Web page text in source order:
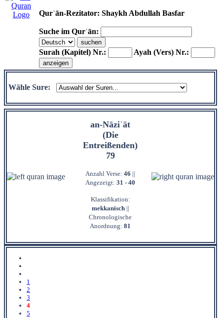
Qurʾān-Rezitator: Shaykh Abdullah Basfar
Suche im Qurʾān:
Surah (Kapitel) Nr.: Ayah (Vers) Nr.:
Wähle Sure:
an-Nāziʿāt
(Die
Entreißenden)
79
Anzahl Verse: 46 ||
Angezeigt: 31 - 40
Klassifikation:
mekkanisch||
Chronologische
Anordnung: 81
1
2
3
4
5